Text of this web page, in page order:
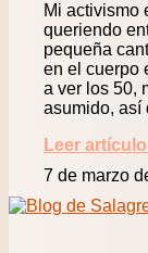
Mi activismo
queriendo
pequeña
en el cuerpo
a ver los 50,
asumido, así
Leer
7 de marzo